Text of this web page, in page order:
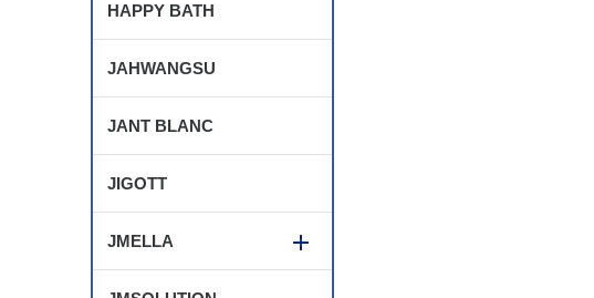
HAPPY BATH
JAHWANGSU
JANT BLANC
JIGOTT
JMELLA